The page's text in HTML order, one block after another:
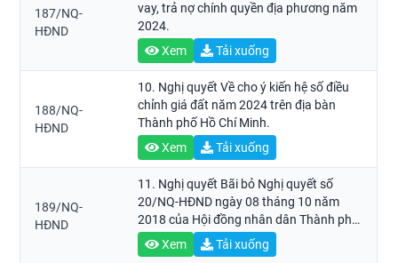
187/NQ-
HĐND
vay, trả nợ chính quyền địa phương năm
2024.
Xem
Tải xuống
188/NQ-
HĐND
10. Nghị quyết Về cho ý kiến hệ số điều
chỉnh giá đất năm 2024 trên địa bàn
Thành phố Hồ Chí Minh.
Xem
Tải xuống
189/NQ-
HĐND
11. Nghị quyết Bãi bỏ Nghị quyết số
20/NQ-HĐND ngày 08 tháng 10 năm
2018 của Hội đồng nhân dân Thành phố
về phân cấp thẩm quyền quyết định bán
đấu giá tài sản trên đất, chuyển nhượng
Xem Tải xuống